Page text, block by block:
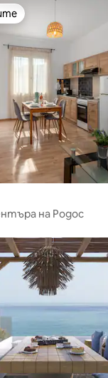
на гостите
на Родос